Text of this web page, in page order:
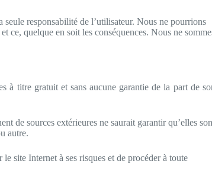
responsabilité de l’utilisateur. Nous ne pourrions
ce, quelque en soit les conséquences. Nous ne
à titre gratuit et sans aucune garantie de la part de
de sources extérieures ne saurait garantir qu’elles
autre.
site Internet à ses risques et de procéder à toute